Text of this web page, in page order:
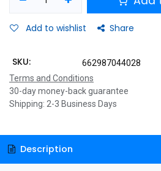
Add to wishlist Share
SKU:
662987044028
Terms and Conditions
30-day money-back guarantee
Shipping: 2-3 Business Days
Description